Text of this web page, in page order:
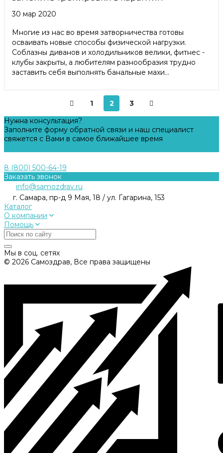
30 мар 2020
Многие из нас во время затворничества готовы
осваивать новые способы физической нагрузки.
Соблазны диванов и холодильников велики, фитнес -
клубы закрыты, а любителям разнообразия трудно
заставить себя выполнять банальные махи...
1 2
3
Нужна консультация?
Заполните форму обратной связи и наш специалист
свяжется с Вами в самое ближайшее время
8 (800) 500-64-19
Заказать звонок
info@samozdrav.ru
г. Самара, пр-д 9 Мая, 18 / ул. Гагарина, 153
Каталог
О компании
Помощь
Мы в соц. сетях
© 2026 Самоздрав, Все права защищены